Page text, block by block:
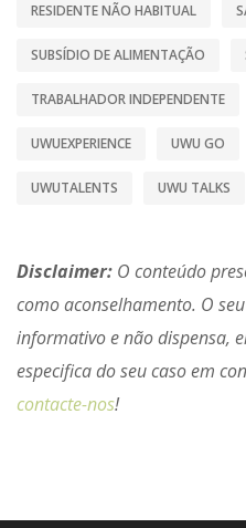
RESIDENTE NÃO HABITUAL
SUBSÍDIO DE ALIMENTAÇÃO
TRABALHADOR INDEPENDENTE
UWUEXPERIENCE UWU GO
UWUTALENTS UWU TALKS
Disclaimer: O conteúdo
como aconselhamento. O
informativo e não dispensa,
especifica do seu caso em
contacte-nos!